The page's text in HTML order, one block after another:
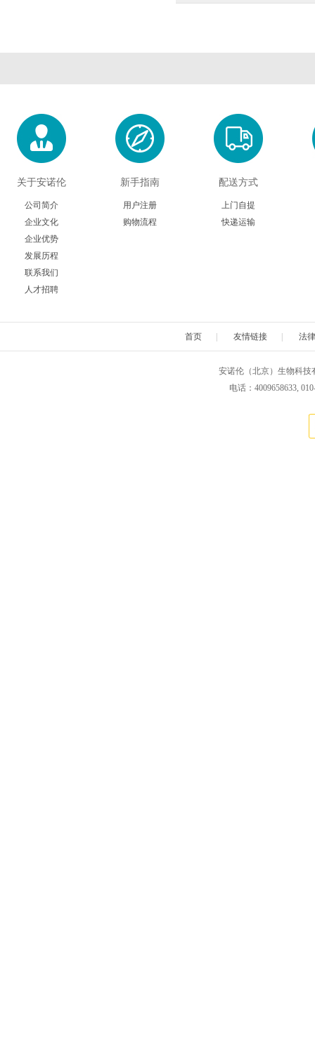
关于安诺伦
公司简介
企业文化
企业优势
发展历程
联系我们
人才招聘
新手指南
用户注册
购物流程
配送方式
上门自提
快递运输
首页 友情链接 法
安诺伦（北京）生物科技
电话：4009658633,